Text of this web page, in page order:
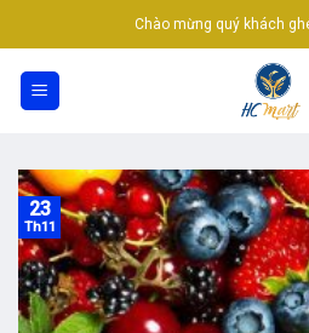
to
content
Chào mừng quý khách
23
Th11